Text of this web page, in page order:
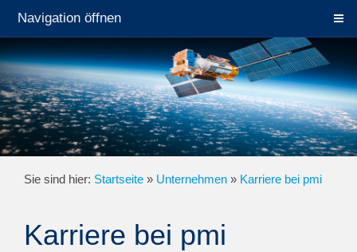
Navigation öffnen
Sie sind hier: Startseite » Unternehmen » Karriere bei pmi
Karriere bei pmi